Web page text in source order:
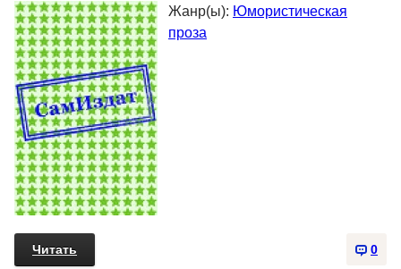
Жанр(ы): Юмористическая
проза
0
Читать